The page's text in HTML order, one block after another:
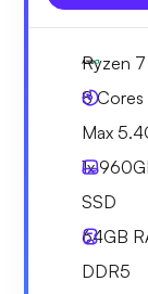
Ryzen
8 Cores
Max
1x
SSD
64GB
DDR5